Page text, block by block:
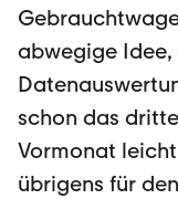
abwegige
schon das
Vormonat
übrigens für